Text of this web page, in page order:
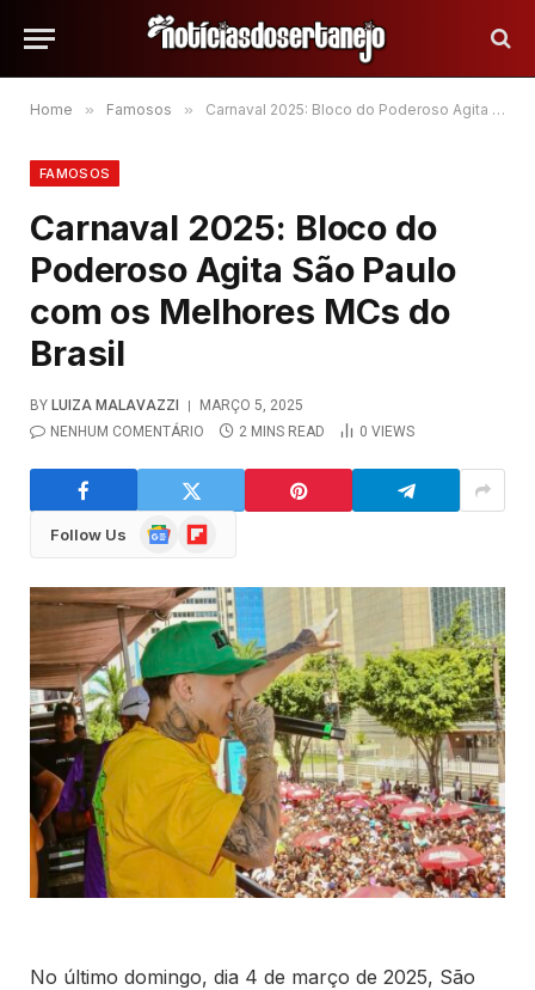
Home » Famosos » Carnaval 2025: Bloco do Poderoso Agita São Paulo com os Melhores MCs do Brasil
FAMOSOS
Carnaval 2025: Bloco do
Poderoso Agita São Paulo
com os Melhores MCs do
Brasil
BY LUIZA MALAVAZZI
MARÇO 5, 2025
NENHUM COMENTÁRIO
2 MINS READ 0 VIEWS
Follow Us
GoogleFlipboard
No último domingo, dia 4 de março de 2025, São